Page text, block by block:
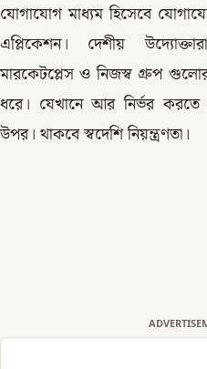
যোগাযোগ মাধ্যম হিসেবে
এপ্লিকেশন। দেশীয়
মারকেটপ্লেস ও নিজস্ব গ্রুপ
ধরে। যেখানে আর নির্ভর করতে
উপর। থাকবে স্বদেশি নিয়ন্ত্রণতা।